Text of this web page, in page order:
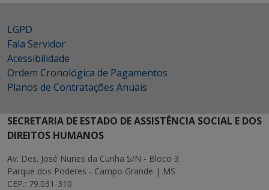
LGPD
Fala Servidor
Acessibilidade
Ordem Cronológica de Pagamentos
Planos de Contratações Anuais
SECRETARIA DE ESTADO DE ASSISTÊNCIA SOCIAL E DOS
DIREITOS HUMANOS
Av. Des. José Nunes da Cunha S/N - Bloco 3
Parque dos Poderes - Campo Grande | MS
CEP.: 79.031-310